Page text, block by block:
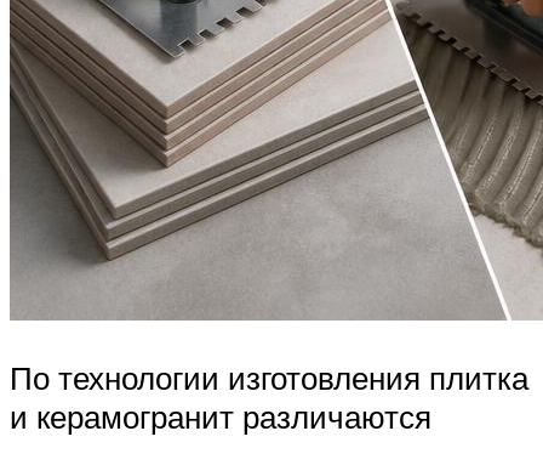
По технологии изготовления плитка
и керамогранит различаются